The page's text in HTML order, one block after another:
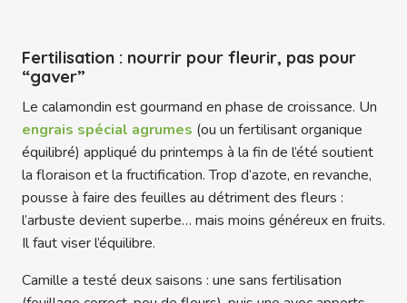
Fertilisation : nourrir pour fleurir, pas pour
“gaver”
Le calamondin est gourmand en phase de croissance. Un
engrais spécial agrumes (ou un fertilisant organique
équilibré) appliqué du printemps à la fin de l’été soutient
la floraison et la fructification. Trop d’azote, en revanche,
pousse à faire des feuilles au détriment des fleurs :
l’arbuste devient superbe… mais moins généreux en fruits.
Il faut viser l’équilibre.
Camille a testé deux saisons : une sans fertilisation